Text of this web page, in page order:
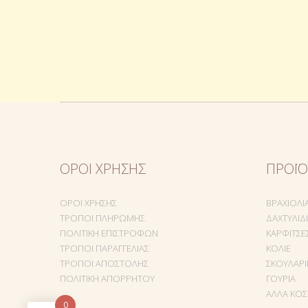
ΌΡΟΙ ΧΡΉΣΗΣ
ΌΡΟΙ ΧΡΉΣΗΣ
ΤΡΌΠΟΙ ΠΛΗΡΩΜΉΣ
ΠΟΛΙΤΙΚΉ ΕΠΙΣΤΡΟΦΏΝ
ΤΡΌΠΟΙ ΠΑΡΑΓΓΕΛΊΑΣ
ΤΡΌΠΟΙ ΑΠΟΣΤΟΛΉΣ
ΠΟΛΙΤΙΚΉ ΑΠΟΡΡΉΤΟΥ
ΚΟΛΙΈ
ΓΟΎΡΙΑ
ΆΛΛΑ
0